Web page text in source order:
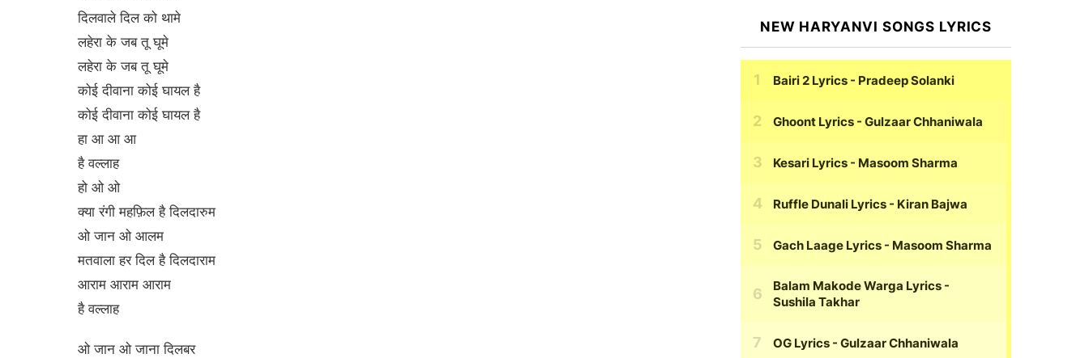
दिलवाले दिल को थामे
लहेरा के जब तू घूमे
लहेरा के जब तू घूमे
कोई दीवाना कोई घायल है
कोई दीवाना कोई घायल है
हा आ आ आ
है वल्लाह
हो ओ ओ
क्या रंगी महफ़िल है दिलदारुम
ओ जान ओ आलम
मतवाला हर दिल है दिलदाराम
आराम आराम आराम
है वल्लाह
ओ जान ओ जाना दिलबर
NEW HARYANVI SONGS LYRICS
Bairi 2 Lyrics - Pradeep Solanki
Ghoont Lyrics - Gulzaar Chhaniwala
Kesari Lyrics - Masoom Sharma
Ruffle Dunali Lyrics - Kiran Bajwa
Gach Laage Lyrics - Masoom Sharma
Balam Makode Warga Lyrics -
Sushila Takhar
OG Lyrics - Gulzaar Chhaniwala